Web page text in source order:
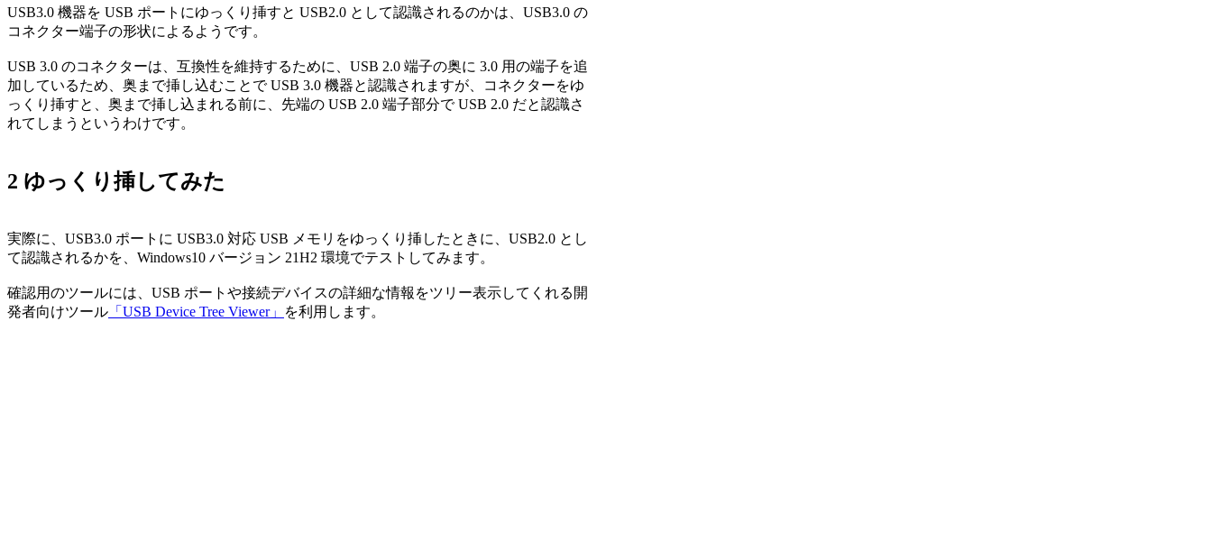
USB3.0 機器を USB ポートにゆっくり挿すと USB2.0 として認識されるのかは、USB3.0 の
コネクター端子の形状によるようです。
USB 3.0 のコネクターは、互換性を維持するために、USB 2.0 端子の奥に 3.0 用の端子を追
加しているため、奥まで挿し込むことで USB 3.0 機器と認識されますが、コネクターをゆ
っくり挿すと、奥まで挿し込まれる前に、先端の USB 2.0 端子部分で USB 2.0 だと認識さ
れてしまうというわけです。
2 ゆっくり挿してみた
実際に、USB3.0 ポートに USB3.0 対応 USB メモリをゆっくり挿したときに、USB2.0 とし
て認識されるかを、Windows10 バージョン 21H2 環境でテストしてみます。
確認用のツールには、USB ポートや接続デバイスの詳細な情報をツリー表示してくれる開
発者向けツール 「USB Device Tree Viewer」 を利用します。